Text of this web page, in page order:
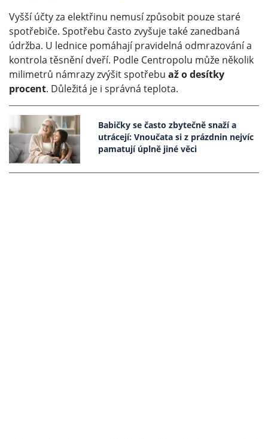
Vyšší účty za elektřinu nemusí způsobit pouze staré
spotřebiče. Spotřebu často zvyšuje také zanedbaná
údržba. U lednice pomáhají pravidelná odmrazování a
kontrola těsnění dveří. Podle Centropolu může několik
milimetrů námrazy zvýšit spotřebu až o desítky
procent. Důležitá je i správná teplota.
Babičky se často zbytečně snaží a
utrácejí: Vnoučata si z prázdnin nejvíc
pamatují úplně jiné věci